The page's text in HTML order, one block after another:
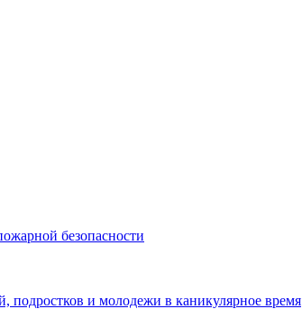
безопасности
подростков и молодежи в каникулярное время